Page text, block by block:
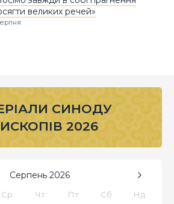
великих речей»
СИНОДУ
2026
Серпень 2026
Ср Чт Пт Сб Нд